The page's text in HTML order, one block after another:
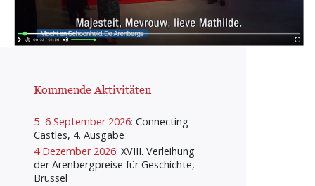
Kommende Aktivitäten
5–6 September 2026: Connecting
Castles, 4. Ausgabe
4 Dezember 2026: XVIII. Verleihung
der Arenbergpreise für Geschichte,
Brüssel